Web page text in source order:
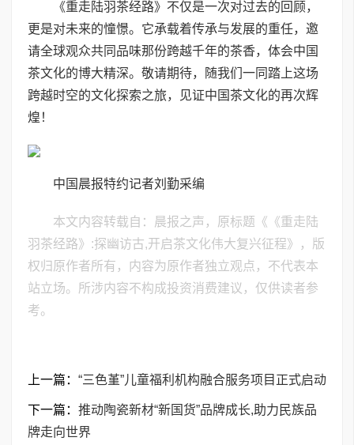
《重走陆羽茶经路》不仅是一次对过去的回顾，
更是对未来的憧憬。它承载着传承与发展的重任，邀
请全球观众共同品味那份跨越千年的茶香，体会中国
茶文化的博大精深。敬请期待，随我们一同踏上这场
跨越时空的文化探索之旅，见证中国茶文化的再次辉
煌！
中国晨报特约记者刘勤采编
本文内容转载自：晨报之声，原标题《《重走陆
羽茶经路》:探幽访古,开启茶文化伟大复兴征程》，版
权归原作者所有，内容为原作者独立观点，不代表本
站立场。所涉内容不构成投资消费建议，仅供读者参
考。
上一篇： “三色堇”儿童福利机构融合服务项目正式启动
下一篇： 推动陶瓷新材“新国货”品牌成长,助力民族品
牌走向世界